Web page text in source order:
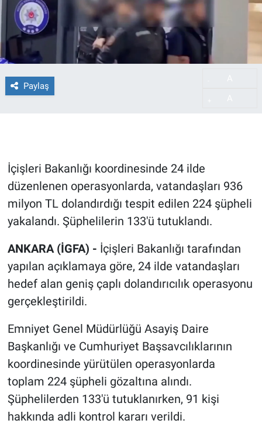
Paylaş
İçişleri Bakanlığı koordinesinde 24 ilde
düzenlenen operasyonlarda, vatandaşları 936
milyon TL dolandırdığı tespit edilen 224 şüpheli
yakalandı. Şüphelilerin 133'ü tutuklandı.
ANKARA (İGFA) - İçişleri Bakanlığı tarafından
yapılan açıklamaya göre, 24 ilde vatandaşları
hedef alan geniş çaplı dolandırıcılık operasyonu
gerçekleştirildi.
Emniyet Genel Müdürlüğü Asayiş Daire
Başkanlığı ve Cumhuriyet Başsavcılıklarının
koordinesinde yürütülen operasyonlarda
toplam 224 şüpheli gözaltına alındı.
Şüphelilerden 133'ü tutuklanırken, 91 kişi
hakkında adli kontrol kararı verildi.